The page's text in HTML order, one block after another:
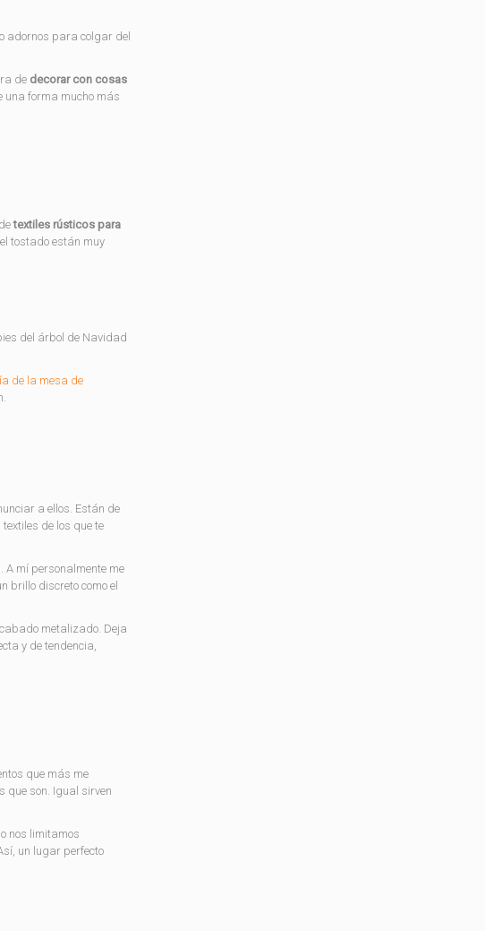
adornos para colgar del
de decorar con cosas
forma mucho más
textiles rústicos para
tostado están muy
del árbol de Navidad
de la mesa de
a ellos. Están de
de los que te
mí personalmente me
brillo discreto como el
metalizado. Deja
y de tendencia,
que más me
que son. Igual sirven
nos limitamos
un lugar perfecto